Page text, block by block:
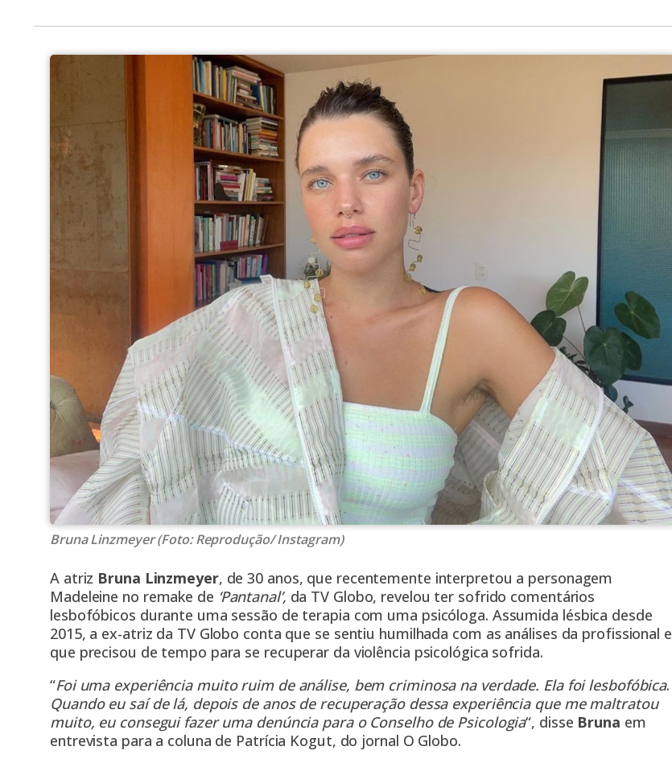
Bruna Linzmeyer (Foto: Reprodução/ Instagram)
A atriz Bruna Linzmeyer, de 30 anos, que recentemente interpretou a personagem
Madeleine no remake de ‘Pantanal’, da TV Globo, revelou ter sofrido comentários
lesbofóbicos durante uma sessão de terapia com uma psicóloga. Assumida lésbica desde
2015, a ex-atriz da TV Globo conta que se sentiu humilhada com as análises da profissional e
que precisou de tempo para se recuperar da violência psicológica sofrida.
“Foi uma experiência muito ruim de análise, bem criminosa na verdade. Ela foi lesbofóbica.
Quando eu saí de lá, depois de anos de recuperação dessa experiência que me maltratou
muito, eu consegui fazer uma denúncia para o Conselho de Psicologia“, disse Bruna em
entrevista para a coluna de Patrícia Kogut, do jornal O Globo.